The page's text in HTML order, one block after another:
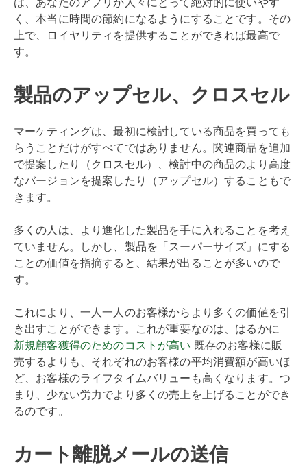
く、本当に時間の節約になるようにすることです。その
上で、ロイヤリティを提供することができれば最高で
す。
製品のアップセル、クロスセル
マーケティングは、最初に検討している商品を買っても
らうことだけがすべてではありません。関連商品を追加
で提案したり（クロスセル）、検討中の商品のより高度
なバージョンを提案したり（アップセル）することもで
きます。
多くの人は、より進化した製品を手に入れることを考え
ていません。しかし、製品を「スーパーサイズ」にする
ことの価値を指摘すると、結果が出ることが多いので
す。
これにより、一人一人のお客様からより多くの価値を引
き出すことができます。これが重要なのは、はるかに
新規顧客獲得のためのコストが高い 既存のお客様に販
売するよりも、それぞれのお客様の平均消費額が高いほ
ど、お客様のライフタイムバリューも高くなります。つ
まり、少ない労力でより多くの売上を上げることができ
るのです。
カート離脱メールの送信